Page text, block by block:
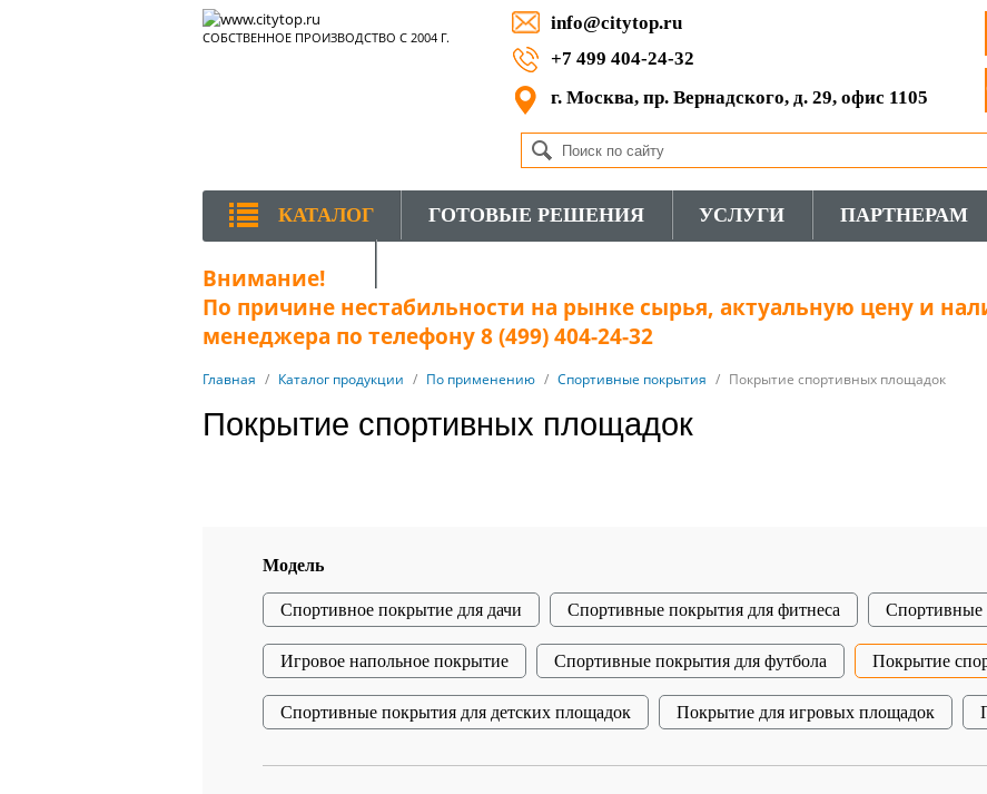
СОБСТВЕННОЕ ПРОИЗВОДСТВО С 2004 Г.
info@citytop.ru
+7 499 404-24-32
г. Москва, пр. Вернадского, д. 29, офис 1105
КАТАЛОГ ГОТОВЫЕ РЕШЕНИЯ УСЛУГИ ПАРТНЕРАМ
Внимание!
По причине нестабильности на рынке сырья, актуальную цену и
менеджера по телефону 8 (499) 404-24-32
Главная / Каталог продукции / По применению / Спортивные покрытия / Покрытие спортивных площадок
Покрытие спортивных площадок
Модель
Спортивное покрытие для дачи Спортивные покрытия для фитнеса Спортивные
Игровое напольное покрытие Спортивные покрытия для футбола Покрытие
Спортивные покрытия для детских площадок Покрытие для игровых площадок